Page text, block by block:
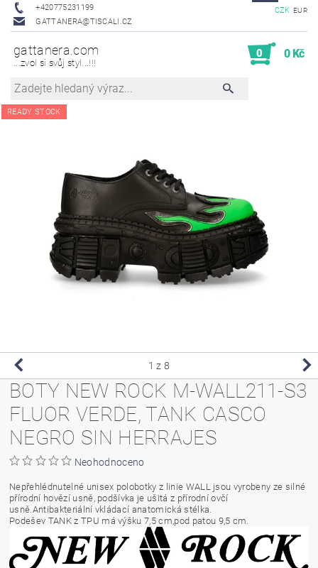
+420775231199
GATTANERA@TISCALI.CZ
CZK EUR
gattanera.com
...zvol si svůj styl...!!!
0 0 Kč
READY STOCK
1 z 8
BOTY NEW ROCK M-WALL211-S3
FLUOR VERDE, TANK CASCO
NEGRO SIN HERRAJES
Neohodnoceno
Nepřehlédnutelné unisex polobotky z linie WALL jsou vyrobeny ze silné
přírodní hovězí usně, podšívka je ušitá z přírodní ovčí
usně.Antibakteriální vkládací anatomická stélka.
Podešev TANK z TPU má výšku 7,5 cm,pod patou 9,5 cm.